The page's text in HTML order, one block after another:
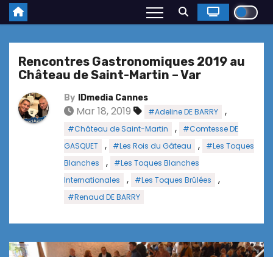
Rencontres Gastronomiques 2019 au
Château de Saint-Martin – Var
By IDmedia Cannes
Mar 18, 2019 #Adeline DE BARRY ,
#Château de Saint-Martin ,
#Comtesse DE
GASQUET
, #Les Rois du Gâteau ,
#Les Toques
Blanches
,
#Les Toques Blanches
Internationales
, #Les Toques Brûlées ,
#Renaud DE BARRY